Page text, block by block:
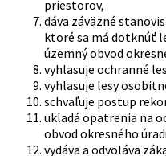
priestorov,
dáva záväzné
ktoré sa má dotknúť
územný obvod
vyhlasuje ochranné
vyhlasuje lesy
schvaľuje postup
ukladá opatrenia na
obvod okresného
vydáva a odvoláva